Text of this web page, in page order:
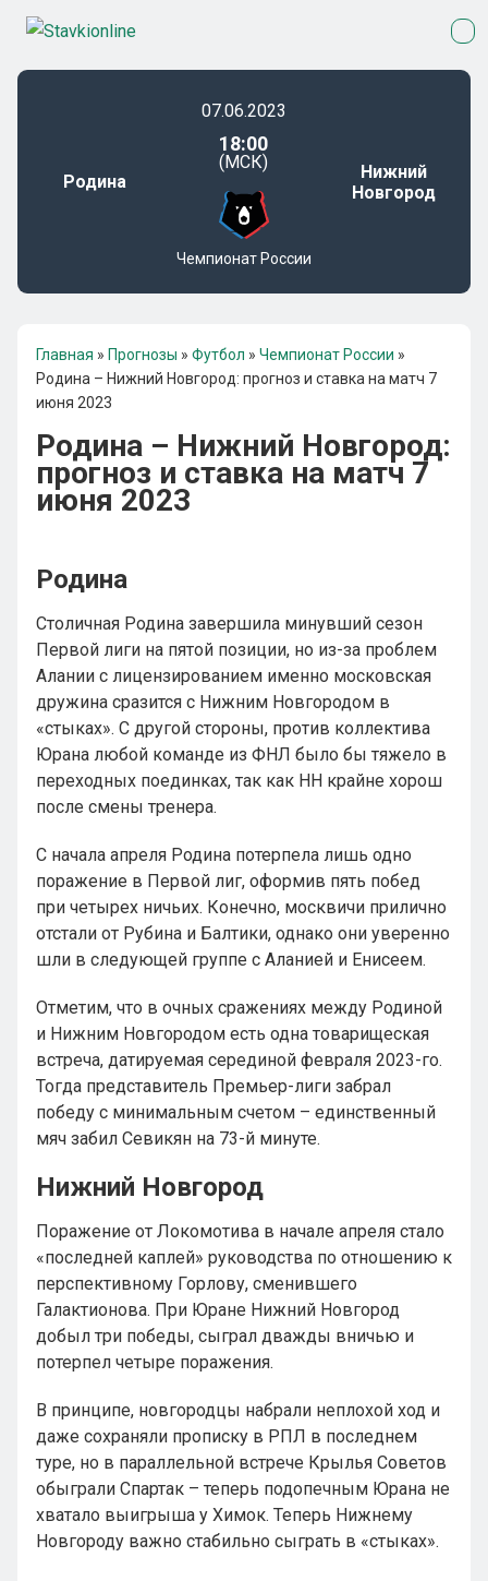
Родина
07.06.2023
18:00
(МСК)
Чемпионат России
Нижний
Новгород
Главная » Прогнозы » Футбол » Чемпионат России »
Родина – Нижний Новгород: прогноз и ставка на матч 7
июня 2023
Родина – Нижний Новгород:
прогноз и ставка на матч 7
июня 2023
Родина
Столичная Родина завершила минувший сезон
Первой лиги на пятой позиции, но из-за проблем
Алании с лицензированием именно московская
дружина сразится с Нижним Новгородом в
«стыках». С другой стороны, против коллектива
Юрана любой команде из ФНЛ было бы тяжело в
переходных поединках, так как НН крайне хорош
после смены тренера.
С начала апреля Родина потерпела лишь одно
поражение в Первой лиг, оформив пять побед
при четырех ничьих. Конечно, москвичи прилично
отстали от Рубина и Балтики, однако они уверенно
шли в следующей группе с Аланией и Енисеем.
Отметим, что в очных сражениях между Родиной
и Нижним Новгородом есть одна товарищеская
встреча, датируемая серединой февраля 2023-го.
Тогда представитель Премьер-лиги забрал
победу с минимальным счетом – единственный
мяч забил Севикян на 73-й минуте.
Нижний Новгород
Поражение от Локомотива в начале апреля стало
«последней каплей» руководства по отношению к
перспективному Горлову, сменившего
Галактионова. При Юране Нижний Новгород
добыл три победы, сыграл дважды вничью и
потерпел четыре поражения.
В принципе, новгородцы набрали неплохой ход и
даже сохраняли прописку в РПЛ в последнем
туре, но в параллельной встрече Крылья Советов
обыграли Спартак – теперь подопечным Юрана не
хватало выигрыша у Химок. Теперь Нижнему
Новгороду важно стабильно сыграть в «стыках».